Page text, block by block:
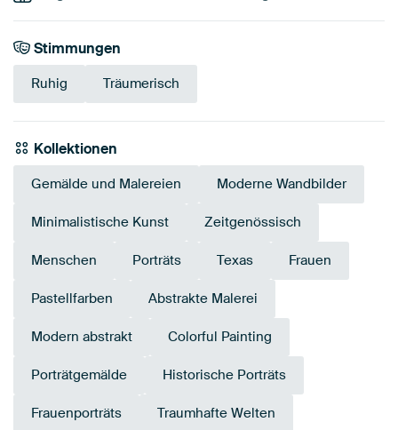
Stimmungen
Ruhig Träumerisch
Kollektionen
Gemälde und Malereien Moderne Wandbilder
Minimalistische Kunst Zeitgenössisch
Menschen Porträts Texas Frauen
Pastellfarben Abstrakte Malerei
Modern abstrakt Colorful Painting
Porträtgemälde Historische Porträts
Frauenporträts Traumhafte Welten